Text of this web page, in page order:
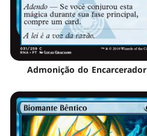
Admonição do Encarcerador